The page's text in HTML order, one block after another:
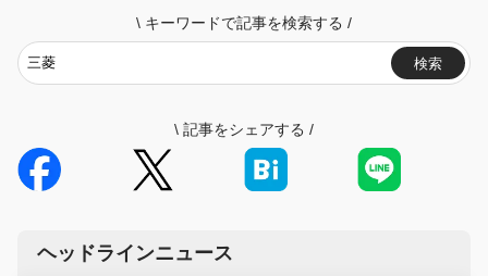
\ キーワードで記事を検索する /
検索
\ 記事をシェアする /
ヘッドラインニュース